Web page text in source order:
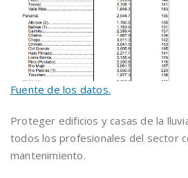
Fuente de los datos.
Proteger edificios y casas de la
todos los profesionales del sector
mantenimiento.